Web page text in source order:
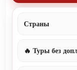
Страны
🔥 Туры без